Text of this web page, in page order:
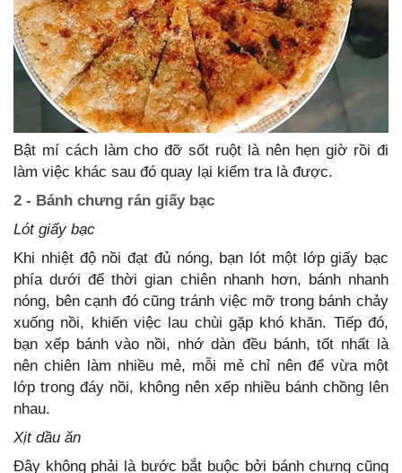
Bật mí cách làm cho đỡ sốt ruột là nên hẹn giờ rồi đi
làm việc khác sau đó quay lại kiểm tra là được.
2 - Bánh chưng rán giấy bạc
Lót giấy bạc
Khi nhiệt độ nồi đạt đủ nóng, bạn lót một lớp giấy bạc
phía dưới để thời gian chiên nhanh hơn, bánh nhanh
nóng, bên cạnh đó cũng tránh việc mỡ trong bánh chảy
xuống nồi, khiến việc lau chùi gặp khó khăn. Tiếp đó,
bạn xếp bánh vào nồi, nhớ dàn đều bánh, tốt nhất là
nên chiên làm nhiều mẻ, mỗi mẻ chỉ nên để vừa một
lớp trong đáy nồi, không nên xếp nhiều bánh chồng lên
nhau.
Xịt dầu ăn
Đây không phải là bước bắt buộc bởi bánh chưng cũng